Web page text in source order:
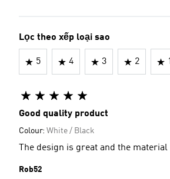
Lọc theo xếp loại sao
5 4 3 2 1
Good quality product
Colour: White / Black
The design is great and the
Rob52